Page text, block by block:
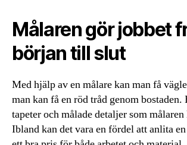
Målaren gör jobbet
början till slut
Med hjälp av en målare kan man få
man kan få en röd tråd genom bostaden.
tapeter och målade detaljer som målaren
Ibland kan det vara en fördel att anlita